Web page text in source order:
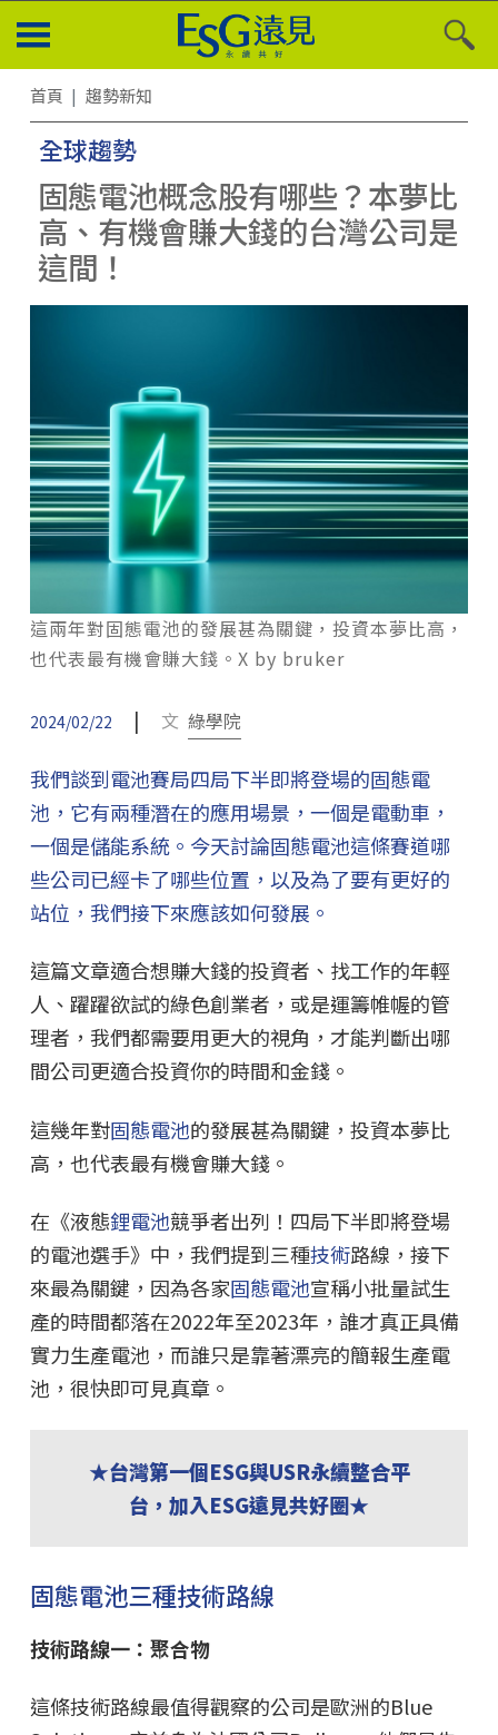
首頁 趨勢新知
全球趨勢
固態電池概念股有哪些？本夢比
高、有機會賺大錢的台灣公司是
這間！
這兩年對固態電池的發展甚為關鍵，投資本夢比高，
也代表最有機會賺大錢。X by bruker
2024/02/22 | 文 綠學院
我們談到電池賽局四局下半即將登場的固態電
池，它有兩種潛在的應用場景，一個是電動車，
一個是儲能系統。今天討論固態電池這條賽道哪
些公司已經卡了哪些位置，以及為了要有更好的
站位，我們接下來應該如何發展。
這篇文章適合想賺大錢的投資者、找工作的年輕
人、躍躍欲試的綠色創業者，或是運籌帷幄的管
理者，我們都需要用更大的視角，才能判斷出哪
間公司更適合投資你的時間和金錢。
這幾年對固態電池的發展甚為關鍵，投資本夢比
高，也代表最有機會賺大錢。
在《液態鋰電池競爭者出列！四局下半即將登場
的電池選手》中，我們提到三種技術路線，接下
來最為關鍵，因為各家固態電池宣稱小批量試生
產的時間都落在2022年至2023年，誰才真正具備
實力生產電池，而誰只是靠著漂亮的簡報生產電
池，很快即可見真章。
★台灣第一個ESG與USR永續整合平
台，加入ESG遠見共好圈★
固態電池三種技術路線
技術路線一：聚合物
這條技術路線最值得觀察的公司是歐洲的Blue